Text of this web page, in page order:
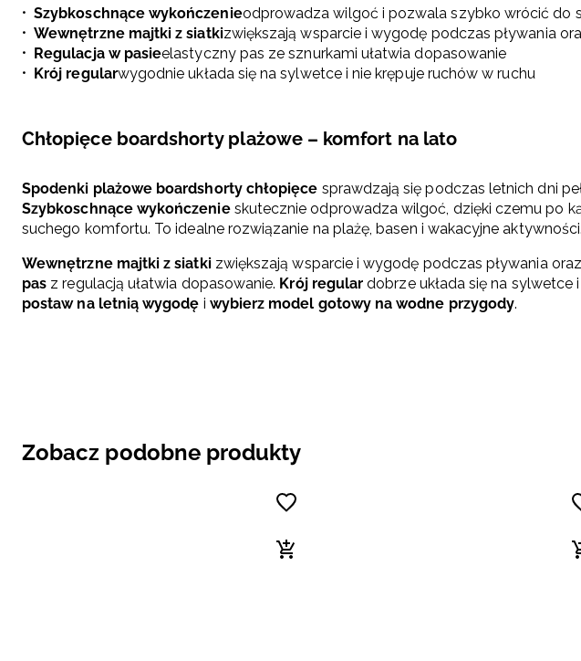
Szybkoschnące wykończenieodprowadza wilgoć i pozwala szybko wrócić do
Wewnętrzne majtki z siatkizwiększają wsparcie i wygodę podczas pływania
Regulacja w pasieelastyczny pas ze sznurkami ułatwia dopasowanie
Krój regularwygodnie układa się na sylwetce i nie krępuje ruchów w ruchu
Chłopięce boardshorty plażowe – komfort na lato
Spodenki plażowe boardshorty chłopięce sprawdzają się podczas letnich dni
Szybkoschnące wykończenieskutecznie odprowadza wilgoć, dzięki czemu po
suchego komfortu. To idealne rozwiązanie na plażę, basen i wakacyjne aktywności.
Wewnętrzne majtki z siatkizwiększają wsparcie i wygodę podczas pływania
pas z regulacją ułatwia dopasowanie. Krój regular dobrze układa się na sylwetce
postaw na letnią wygodę i wybierz model gotowy na wodne przygody.
Zobacz podobne produkty